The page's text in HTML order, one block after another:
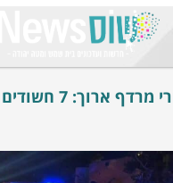
אחרי מרדף